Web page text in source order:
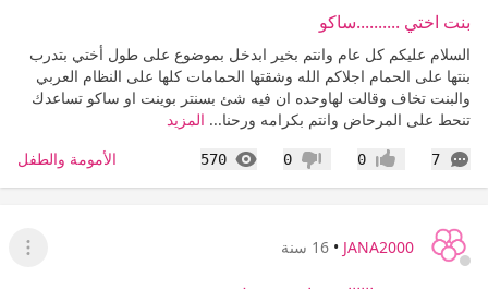
بنت اختي ..........ساكو
السلام عليكم كل عام وانتم بخير ابدخل بموضوع على طول أختي بتدرب
بنتها على الحمام اجلاكم الله وشقتها الحمامات كلها على النظام العربي
والبنت تخاف وقالت لهاوحده ان فيه شئ بسنتر بوينت او ساكو تساعدك
تنحط على المرحاض وانتم بكرامه ورحنا... المزيد
7
التعليقات إعجاب0 عدم إعجاب
0
570
المشاهدات الأمومة والطفل
JANA2000
• 16 سنة
عرض